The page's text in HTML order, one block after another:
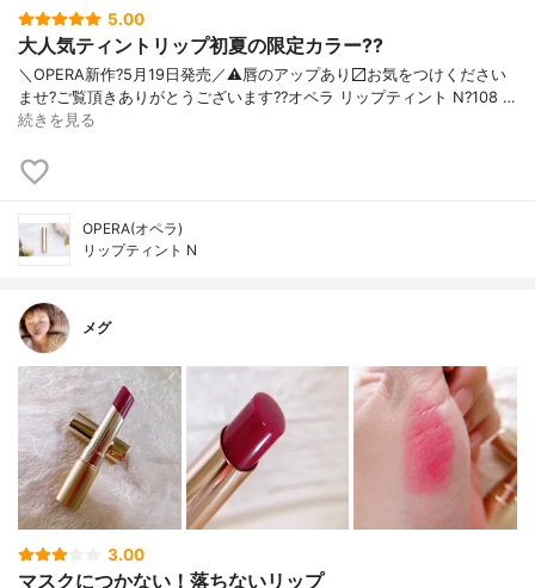
5.00
大人気ティントリップ初夏の限定カラー??
＼OPERA新作?5月19日発売／ ⚠️唇のアップあり〼 お気をつけください
ませ? ご覧頂きありがとうございます? ?オペラ リップティント N ?108 …
続きを見る
OPERA(オペラ)
リップティント N
メグ
3.00
マスクにつかない！落ちないリップ